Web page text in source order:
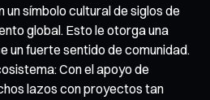
un símbolo cultural de siglos de
global. Esto le otorga una
un fuerte sentido de comunidad.
Con el apoyo de
lazos con proyectos tan